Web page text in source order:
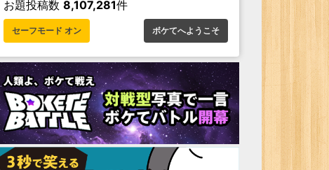
お題投稿数 8,107,281件
セーフモード オン ボケてへようこそ